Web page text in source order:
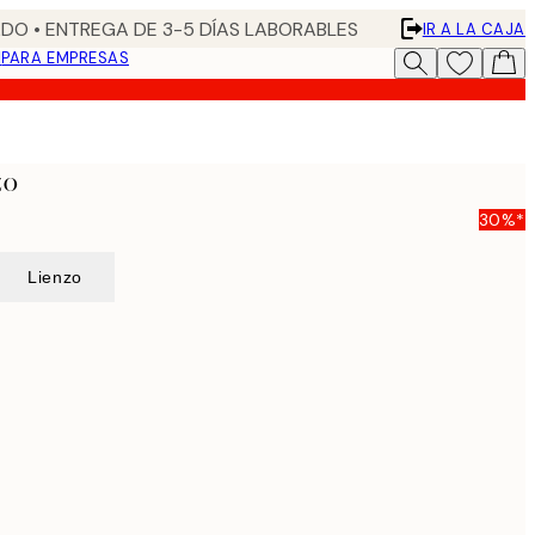
• ENTREGA DE 3-5 DÍAS LABORABLES
IR A LA CAJA
PARA EMPRESAS
30%*
Lienzo